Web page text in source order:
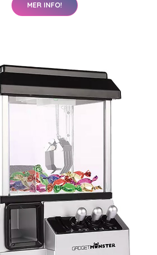
MER INFO!